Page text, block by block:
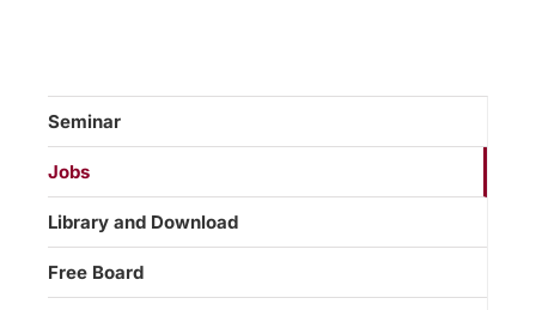
Seminar
Jobs
Library and Download
Free Board